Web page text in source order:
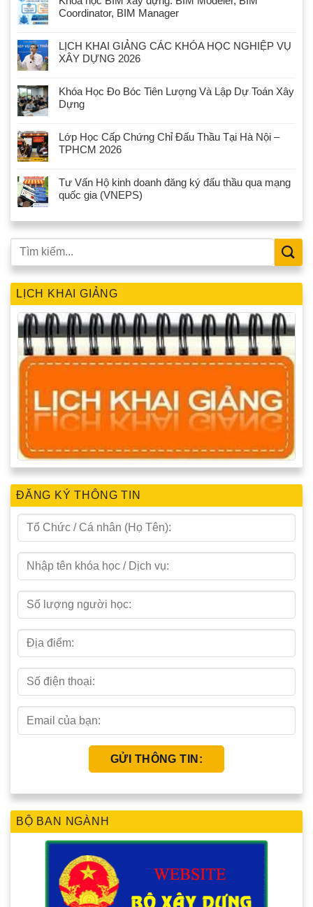
Coordinator, BIM Manager
LỊCH KHAI GIẢNG CÁC KHÓA HỌC NGHIỆP VỤ
XÂY DỰNG 2026
Khóa Học Đo Bóc Tiên Lượng Và Lập Dự Toán Xây
Dựng
Lớp Học Cấp Chứng Chỉ Đấu Thầu Tại Hà Nội –
TPHCM 2026
Tư Vấn Hộ kinh doanh đăng ký đấu thầu qua mạng
quốc gia (VNEPS)
LỊCH KHAI GIẢNG
ĐĂNG KÝ THÔNG TIN
BỘ BAN NGÀNH